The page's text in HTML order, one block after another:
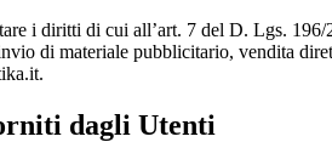
i diritti di cui all’art. 7 del D. Lgs.
di materiale pubblicitario, vendita
dagli Utenti